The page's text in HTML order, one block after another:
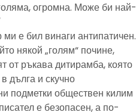
огромна. Може би най-
е бил винаги антипатичен.
някой „голям“ почине,
от ръкава дитирамба, която
дълга и скучно
подметки обществен килим
е безопасен, а по-